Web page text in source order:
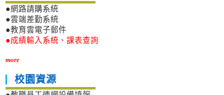
●網路請購系統
●雲端差勤系統
●教育雲電子郵件
●成績輸入系統、課表查詢
more
校園資源